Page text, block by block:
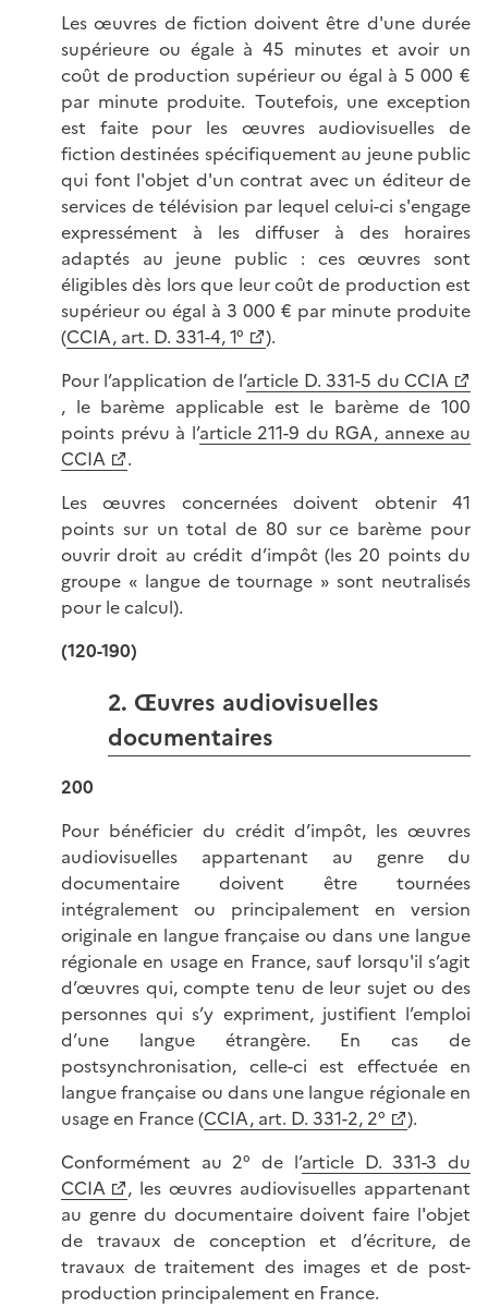
Les œuvres de fiction doivent être d'une durée
supérieure ou égale à 45 minutes et avoir un
coût de production supérieur ou égal à 5 000 €
par minute produite. Toutefois, une exception
est faite pour les œuvres audiovisuelles de
fiction destinées spécifiquement au jeune public
qui font l'objet d'un contrat avec un éditeur de
services de télévision par lequel celui-ci s'engage
expressément à les diffuser à des horaires
adaptés au jeune public : ces œuvres sont
éligibles dès lors que leur coût de production est
supérieur ou égal à 3 000 € par minute produite
(CCIA, art. D. 331-4, 1°
).
Pour l’application de l’article D. 331-5 du CCIA
, le barème applicable est le barème de 100
points prévu à l’article 211-9 du RGA, annexe au
CCIA
.
Les œuvres concernées doivent obtenir 41
points sur un total de 80 sur ce barème pour
ouvrir droit au crédit d’impôt (les 20 points du
groupe « langue de tournage » sont neutralisés
pour le calcul).
(120-190)
2. Œuvres audiovisuelles
documentaires
200
Pour bénéficier du crédit d’impôt, les œuvres
audiovisuelles appartenant au genre du
documentaire doivent être tournées
intégralement ou principalement en version
originale en langue française ou dans une langue
régionale en usage en France, sauf lorsqu'il s’agit
d’œuvres qui, compte tenu de leur sujet ou des
personnes qui s’y expriment, justifient l’emploi
d’une langue étrangère. En cas de
postsynchronisation, celle-ci est effectuée en
langue française ou dans une langue régionale en
usage en France (CCIA, art. D. 331-2, 2°
).
Conformément au 2° de l’article D. 331-3 du
CCIA
, les œuvres audiovisuelles appartenant
au genre du documentaire doivent faire l'objet
de travaux de conception et d’écriture, de
travaux de traitement des images et de post-
production principalement en France.